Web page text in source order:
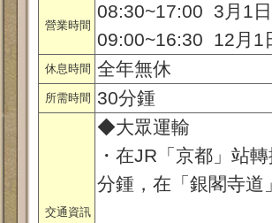
營業時間
08:30~17:00 3月1
09:00~16:30 12月1
休息時間 全年無休
所需時間 30分鍾
交通資訊
◆大眾運輸
・在JR「京都」站
分鍾，在「銀閣寺道